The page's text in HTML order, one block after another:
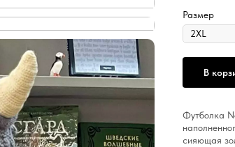
Размер
В
Футболка
сияющая